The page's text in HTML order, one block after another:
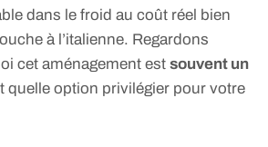
dans le froid au coût réel bien
à l’italienne. Regardons
cet aménagement est souvent un
quelle option privilégier pour votre